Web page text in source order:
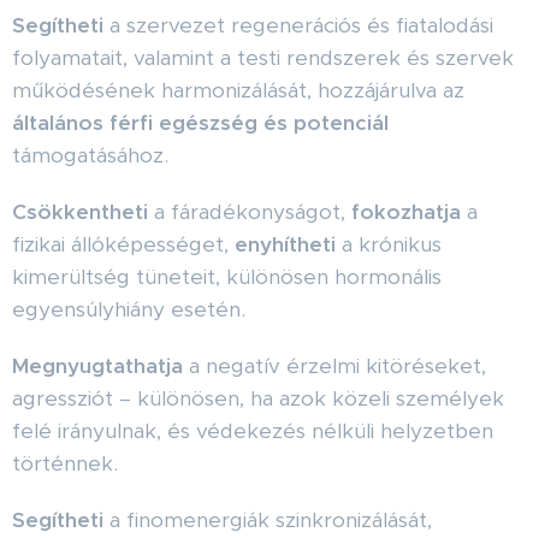
Segítheti a szervezet regenerációs és fiatalodási
folyamatait, valamint a testi rendszerek és szervek
működésének harmonizálását, hozzájárulva az
általános férfi egészség és potenciál
támogatásához.
Csökkentheti a fáradékonyságot, fokozhatja a
fizikai állóképességet, enyhítheti a krónikus
kimerültség tüneteit, különösen hormonális
egyensúlyhiány esetén.
Megnyugtathatja a negatív érzelmi kitöréseket,
agressziót – különösen, ha azok közeli személyek
felé irányulnak, és védekezés nélküli helyzetben
történnek.
Segítheti a finomenergiák szinkronizálását,